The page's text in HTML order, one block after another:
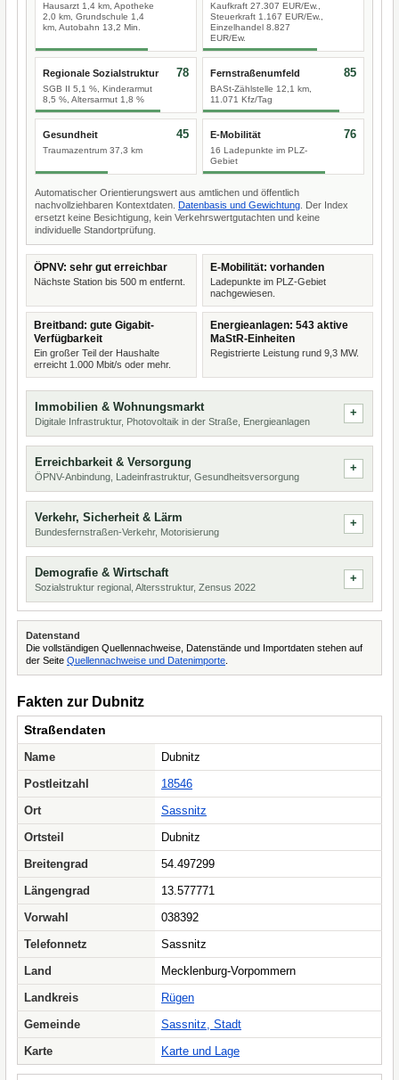
Hausarzt 1,4 km, Apotheke
2,0 km, Grundschule 1,4
km, Autobahn 13,2 Min.
Kaufkraft 27.307 EUR/Ew.,
Steuerkraft 1.167 EUR/Ew.,
Einzelhandel 8.827
EUR/Ew.
Regionale Sozialstruktur
SGB II 5,1 %, Kinderarmut
8,5 %, Altersarmut 1,8 %
78 Fernstraßenumfeld
BASt-Zählstelle 12,1 km,
11.071 Kfz/Tag
85
Gesundheit
Traumazentrum 37,3 km
45 E-Mobilität
16 Ladepunkte im PLZ-
Gebiet
76
Automatischer Orientierungswert aus amtlichen und öffentlich
nachvollziehbaren Kontextdaten. Datenbasis und Gewichtung . Der Index
ersetzt keine Besichtigung, kein Verkehrswertgutachten und keine
individuelle Standortprüfung.
ÖPNV: sehr gut erreichbar
Nächste Station bis 500 m entfernt.
E-Mobilität: vorhanden
Ladepunkte im PLZ-Gebiet
nachgewiesen.
Breitband: gute Gigabit-
Verfügbarkeit
Ein großer Teil der Haushalte
erreicht 1.000 Mbit/s oder mehr.
Energieanlagen: 543 aktive
MaStR-Einheiten
Registrierte Leistung rund 9,3 MW.
Immobilien & Wohnungsmarkt
Digitale Infrastruktur, Photovoltaik in der Straße, Energieanlagen
Erreichbarkeit & Versorgung
ÖPNV-Anbindung, Ladeinfrastruktur, Gesundheitsversorgung
Verkehr, Sicherheit & Lärm
Bundesfernstraßen-Verkehr, Motorisierung
Demografie & Wirtschaft
Sozialstruktur regional, Altersstruktur, Zensus 2022
Datenstand
Die vollständigen Quellennachweise, Datenstände und Importdaten stehen auf
der Seite Quellennachweise und Datenimporte
Fakten zur Dubnitz
Straßendaten
Name
Dubnitz
Postleitzahl
18546
Ort
Sassnitz
Ortsteil
Dubnitz
Breitengrad
54.497299
Längengrad
13.577771
Vorwahl
038392
Telefonnetz
Sassnitz
Land
Mecklenburg-Vorpommern
Landkreis
Rügen
Gemeinde
Sassnitz, Stadt
Karte
Karte und Lage